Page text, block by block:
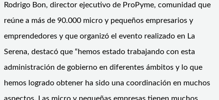
Rodrigo Bon, director ejecutivo de ProPyme, comunidad que
reúne a más de 90.000 micro y pequeños empresarios y
emprendedores y que organizó el evento realizado en La
Serena, destacó que “hemos estado trabajando con esta
administración de gobierno en diferentes ámbitos y lo que
hemos logrado obtener ha sido una coordinación en muchos
aspectos. Las micro y pequeñas empresas tienen muchos